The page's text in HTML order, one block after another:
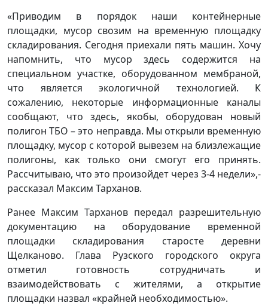
«Приводим в порядок наши контейнерные
площадки, мусор свозим на временную площадку
складирования. Сегодня приехали пять машин. Хочу
напомнить, что мусор здесь содержится на
специальном участке, оборудованном мембраной,
что является экологичной технологией. К
сожалению, некоторые информационные каналы
сообщают, что здесь, якобы, оборудован новый
полигон ТБО – это неправда. Мы открыли временную
площадку, мусор с которой вывезем на близлежащие
полигоны, как только они смогут его принять.
Рассчитываю, что это произойдет через 3-4 недели»,-
рассказал Максим Тарханов.
Ранее Максим Тарханов передал разрешительную
документацию на оборудование временной
площадки складирования старосте деревни
Щелканово. Глава Рузского городского округа
отметил готовность сотрудничать и
взаимодействовать с жителями, а открытие
площадки назвал «крайней необходимостью».